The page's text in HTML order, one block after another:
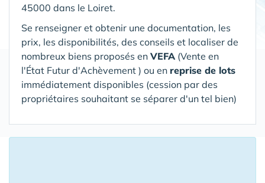
45000 dans le Loiret.
Se renseigner et obtenir une documentation, les
prix, les disponibilités, des conseils et localiser de
nombreux biens proposés en VEFA (Vente en
l'État Futur d'Achèvement ) ou en reprise de lots
immédiatement disponibles (cession par des
propriétaires souhaitant se séparer d'un tel bien)